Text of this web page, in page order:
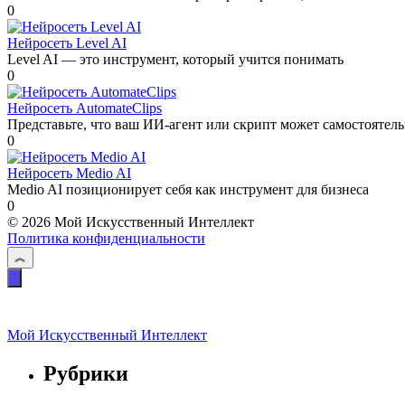
0
Нейросеть Level AI
Level AI — это инструмент, который учится понимать
0
Нейросеть AutomateClips
Представьте, что ваш ИИ-агент или скрипт может
0
Нейросеть Medio AI
Medio AI позиционирует себя как инструмент для бизнеса
0
© 2026 Мой Искусственный Интеллект
Политика конфиденциальности
Мой Искусственный Интеллект
Рубрики